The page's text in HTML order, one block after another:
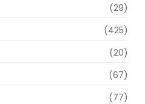
(29)
(425)
(20)
(67)
(77)